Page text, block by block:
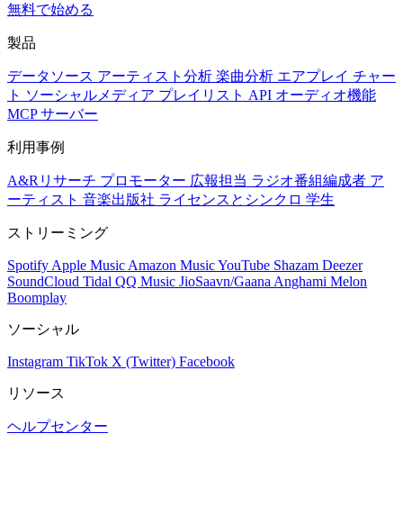
無料で始める
製品
データソース アーティスト分析 楽曲分析 エアプレイ チャー
ト ソーシャルメディア プレイリスト API オーディオ機能
MCP サーバー
利用事例
A&Rリサーチ プロモーター 広報担当 ラジオ番組編成者 ア
ーティスト 音楽出版社 ライセンスとシンクロ 学生
ストリーミング
Spotify Apple Music Amazon MusicYouTube Shazam Deezer
SoundCloud Tidal QQ Music JioSaavn/Gaana Anghami Melon
Boomplay
ソーシャル
Instagram TikTok X (Twitter) Facebook
リソース
ヘルプセンター